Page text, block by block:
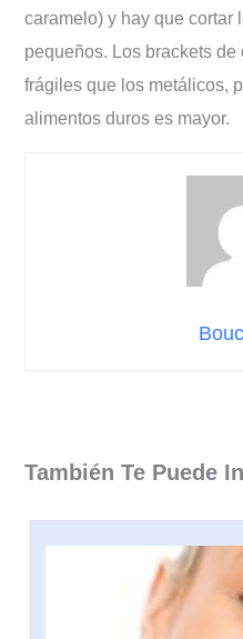
caramelo) y hay que cortar
pequeños. Los brackets
frágiles que los metálicos,
alimentos duros es mayor.
También Te Puede